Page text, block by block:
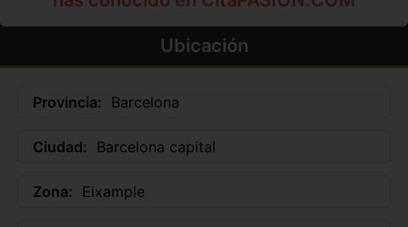
Ubicación
Provincia: Barcelona
Ciudad: Barcelona capital
Zona: Eixample